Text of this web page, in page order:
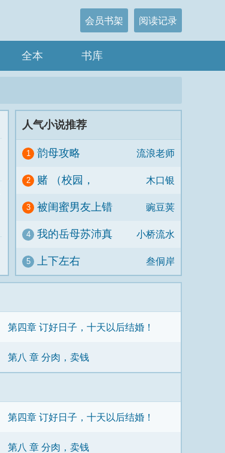
阅读记录
会员书架
全本 书库
人气小说推荐
1 韵母攻略 流浪老师
2 赌 （校园，
1V1）
木口银
3 被闺蜜男友上错
以后（1V1 高H）
豌豆荚
4 我的岳母苏沛真 小桥流水
5 上下左右 叁侗岸
第四章 订好日子，十天以后结婚！
第八 章 分肉，卖钱
第四章 订好日子，十天以后结婚！
第八 章 分肉，卖钱